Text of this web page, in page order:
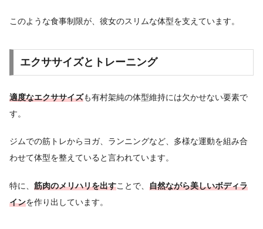
このような食事制限が、彼女のスリムな体型を支えています。
エクササイズとトレーニング
適度なエクササイズも有村架純の体型維持には欠かせない要素で
す。
ジムでの筋トレからヨガ、ランニングなど、多様な運動を組み合
わせて体型を整えていると言われています。
特に、 筋肉のメリハリを出すことで、 自然ながら美しいボディラ
インを作り出しています。